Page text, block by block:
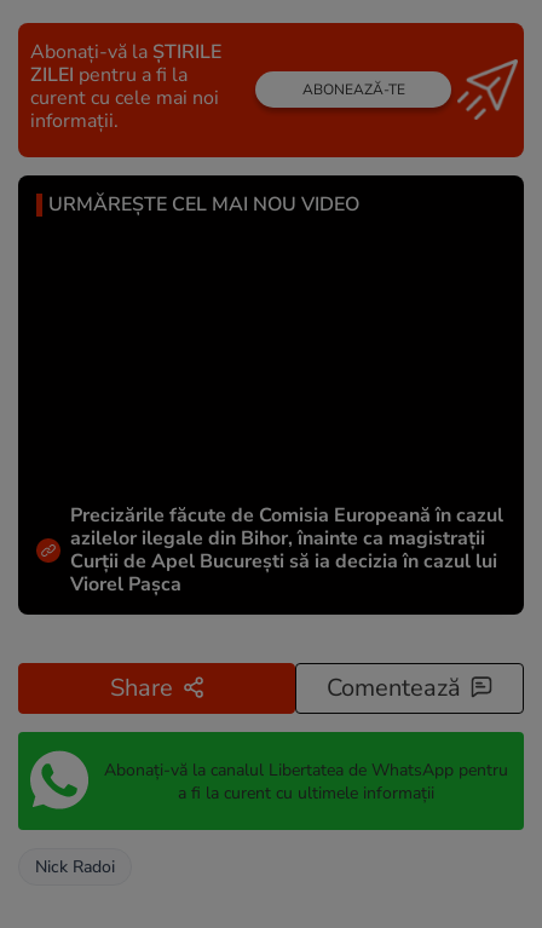
Abonați-vă la ȘTIRILE
ZILEI pentru a fi la
curent cu cele mai noi
informații.
ABONEAZĂ-TE
URMĂREȘTE CEL MAI NOU VIDEO
Precizările făcute de Comisia Europeană în cazul
azilelor ilegale din Bihor, înainte ca magistrații
Curții de Apel București să ia decizia în cazul lui
Viorel Pașca
Share Comentează
Abonați-vă la canalul Libertatea de WhatsApp pentru
a fi la curent cu ultimele informații
Nick Radoi